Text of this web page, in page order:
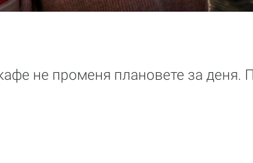
не променя плановете за деня.